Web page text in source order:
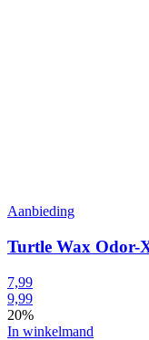
Aanbieding
Turtle Wax Odor-
7,99
9,99
20%
In winkelmand